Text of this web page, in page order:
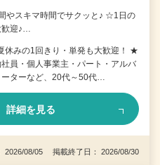
やスキマ時間でサクッと♪ ☆1日の
歓迎♪…
休みの1回きり・単発も大歓迎！ ★
員・個人事業主・パート・アルバ
ーターなど、20代～50代…
詳細を見る
2026/08/05 掲載終了日： 2026/08/30